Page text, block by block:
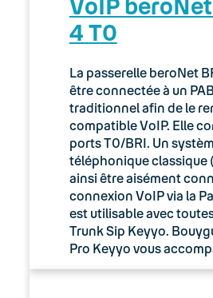
4 T0
La passerelle beroNet
être connectée à un
traditionnel afin de le
compatible VoIP. Elle
ports T0/BRI. Un
téléphonique classique
ainsi être aisément
connexion VoIP via la
est utilisable avec
Trunk Sip Keyyo.
Pro Keyyo vous